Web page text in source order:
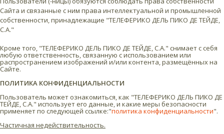
Сайта и связанные с ним права интеллектуальной и промышленной
собственности, принадлежащие "ТЕЛЕФЕРИКО ДЕЛЬ ПИКО ДЕ ТЕЙДЕ,
С.А."
Кроме того, "ТЕЛЕФЕРИКО ДЕЛЬ ПИКО ДЕ ТЕЙДЕ, С.А." снимает с себя
любую ответственность, связанную с использованием или
распространением изображений и/или контента, размещённых на
Сайте.
ПОЛИТИКА КОНФИДЕНЦИАЛЬНОСТИ
Пользователь может ознакомиться, как "ТЕЛЕФЕРИКО ДЕЛЬ ПИКО ДЕ
ТЕЙДЕ, С.А." использует его данные, и какие меры безопасности
применяет по следующей ссылке:"политика конфиденциальности".
Частичная недействительность.